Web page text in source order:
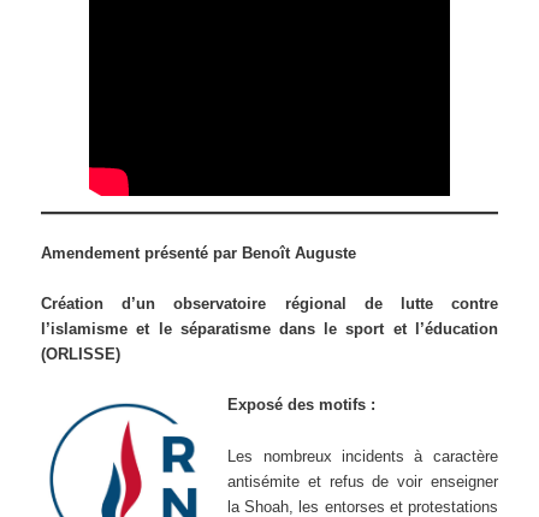
Amendement présenté par Benoît Auguste
Création d’un observatoire régional de lutte contre
l’islamisme et le séparatisme dans le sport et l’éducation
(ORLISSE)
Exposé des motifs :
Les nombreux incidents à caractère
antisémite et refus de voir enseigner
la Shoah, les entorses et protestations